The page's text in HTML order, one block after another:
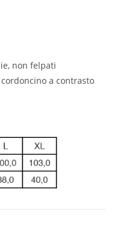
non felpati
a contrasto